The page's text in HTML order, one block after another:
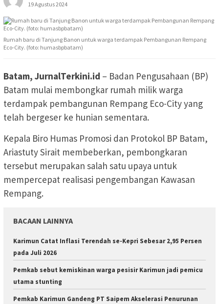
19 Agustus 2024
Rumah baru di Tanjung Banon untuk warga terdampak Pembangunan Rempang
Eco-City. (foto: humasbpbatam)
Batam, JurnalTerkini.id – Badan Pengusahaan (BP)
Batam mulai membongkar rumah milik warga
terdampak pembangunan Rempang Eco-City yang
telah bergeser ke hunian sementara.
Kepala Biro Humas Promosi dan Protokol BP Batam,
Ariastuty Sirait membeberkan, pembongkaran
tersebut merupakan salah satu upaya untuk
mempercepat realisasi pengembangan Kawasan
Rempang.
BACAAN LAINNYA
Karimun Catat Inflasi Terendah se-Kepri Sebesar 2,95 Persen
pada Juli 2026
Pemkab sebut kemiskinan warga pesisir Karimun jadi pemicu
utama stunting
Pemkab Karimun Gandeng PT Saipem Akselerasi Penurunan